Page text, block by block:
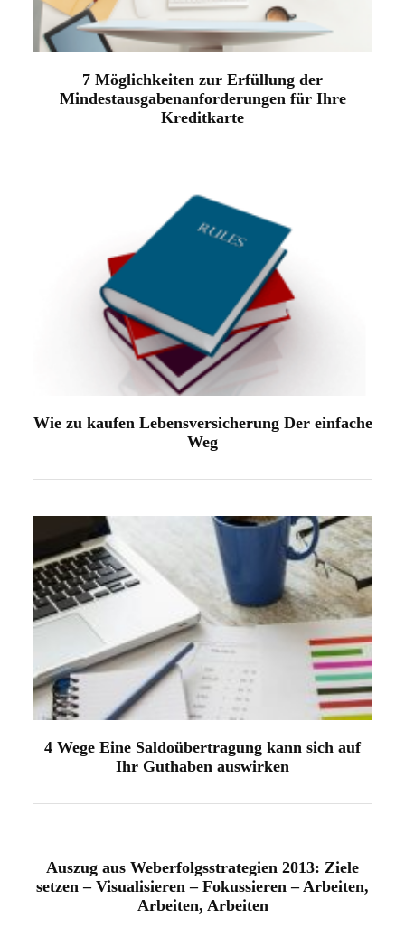
7 Möglichkeiten zur Erfüllung der
Mindestausgabenanforderungen für Ihre
Kreditkarte
Wie zu kaufen Lebensversicherung Der einfache
Weg
4 Wege Eine Saldoübertragung kann sich auf
Ihr Guthaben auswirken
Auszug aus Weberfolgsstrategien 2013: Ziele
setzen – Visualisieren – Fokussieren – Arbeiten,
Arbeiten, Arbeiten